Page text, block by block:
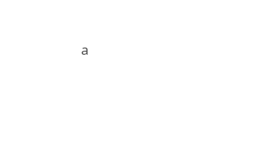
a